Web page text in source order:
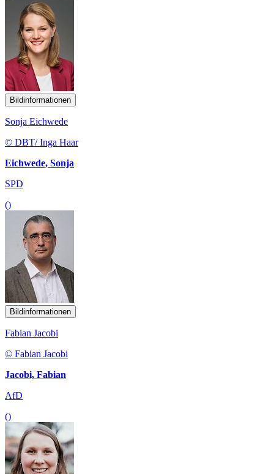
Bildinformationen
Sonja Eichwede
© DBT/ Inga Haar
Eichwede, Sonja
SPD
()
Bildinformationen
Fabian Jacobi
© Fabian Jacobi
Jacobi, Fabian
AfD
()